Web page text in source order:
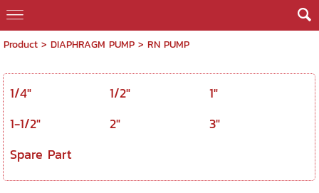
Product> DIAPHRAGM PUMP> RN PUMP
1/4" 1/2"
1"
1-1/2"
2"
3"
Spare Part